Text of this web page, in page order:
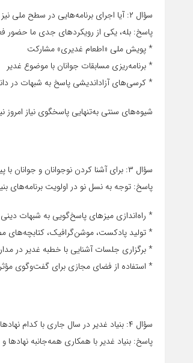
سؤال ۲: آیا اجرای برنامه‌هایی در سطح ملی نیز در دستور کار شما قرار دارد؟
پاسخ: بله، یکی از رویکردهای جدی ما حضور
* پویش ملی «اطعام غدیری» مشارکت
* برنامه‌ریزی مسابقات جوانان با موضوع غدیر
* کرسی‌های آزاداندیشی پاسخ به شبهات در
شیوه‌های سنتی به‌تنهایی پاسخگوی نیاز امروز
سؤال ۳: برای آشنا کردن نوجوانان و جوانان با پیام غدیر چه اقداماتی انجام داده‌اید؟
پاسخ: توجه به نسل نو در اولویت برنامه‌های
* راه‌اندازی میزهای پاسخ‌گویی به شبهات
* تولید پادکست، موشن‌گرافیک، کتابچه‌های
* برگزاری جلسات آشنایی با خطبه غدیر در
* استفاده از فضای مجازی برای گفت‌وگوی
سؤال ۴: بنیاد غدیر در سال جاری با کدام نهادها و مجموعه‌ها همکاری داشته است؟
پاسخ: بنیاد غدیر با همکاری همه‌جانبه